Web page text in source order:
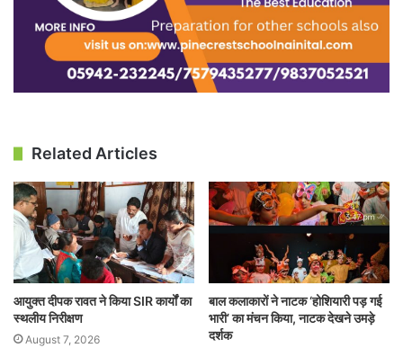
Related Articles
आयुक्त दीपक रावत ने किया SIR कार्यों का
स्थलीय निरीक्षण
August 7, 2026
बाल कलाकारों ने नाटक ‘होशियारी पड़ गई
भारी’ का मंचन किया, नाटक देखने उमड़े
दर्शक